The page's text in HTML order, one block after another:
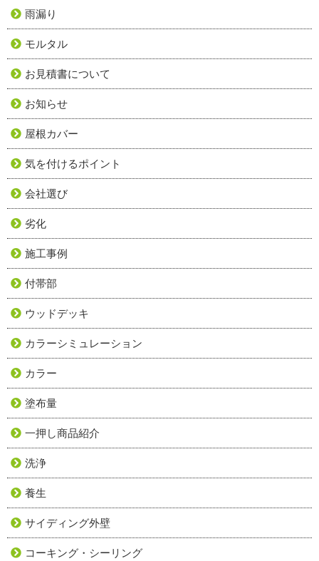
雨漏り
モルタル
お見積書について
お知らせ
屋根カバー
気を付けるポイント
会社選び
劣化
施工事例
付帯部
ウッドデッキ
カラーシミュレーション
カラー
塗布量
一押し商品紹介
洗浄
養生
サイディング外壁
コーキング・シーリング